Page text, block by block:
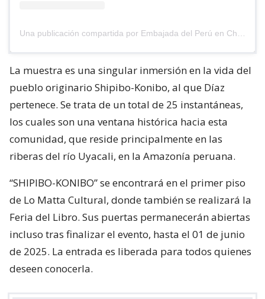
Una publicación compartida por Embajada del Perú en Chile (@embajadaperuenchile)
La muestra es una singular inmersión en la vida del
pueblo originario Shipibo-Konibo, al que Díaz
pertenece. Se trata de un total de 25 instantáneas,
los cuales son una ventana histórica hacia esta
comunidad, que reside principalmente en las
riberas del río Uyacali, en la Amazonía peruana.
“SHIPIBO-KONIBO” se encontrará en el primer piso
de Lo Matta Cultural, donde también se realizará la
Feria del Libro. Sus puertas permanecerán abiertas
incluso tras finalizar el evento, hasta el 01 de junio
de 2025. La entrada es liberada para todos quienes
deseen conocerla.